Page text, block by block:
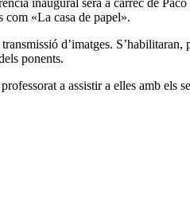
«La casa de papel».
d’imatges.
ponents.
a assistir a elles amb els